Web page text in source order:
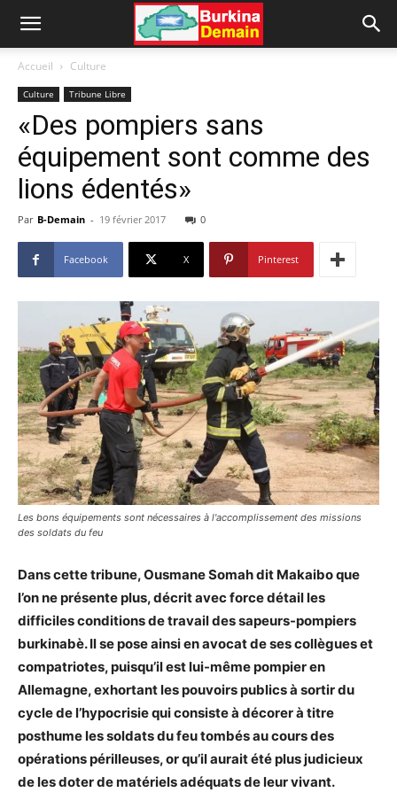
Accueil Culture
Culture Tribune Libre
«Des pompiers sans
équipement sont comme des
lions édentés»
Par B-Demain - 19 février 2017 0
Facebook X Pinterest
Les bons équipements sont nécessaires à l'accomplissement des missions
des soldats du feu
Dans cette tribune, Ousmane Somah dit Makaibo que
l’on ne présente plus, décrit avec force détail les
difficiles conditions de travail des sapeurs-pompiers
burkinabè. Il se pose ainsi en avocat de ses collègues et
compatriotes, puisqu’il est lui-même pompier en
Allemagne, exhortant les pouvoirs publics à sortir du
cycle de l’hypocrisie qui consiste à décorer à titre
posthume les soldats du feu tombés au cours des
opérations périlleuses, or qu’il aurait été plus judicieux
de les doter de matériels adéquats de leur vivant.